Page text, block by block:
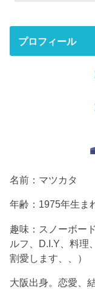
プロフィール
名前：マツカタ
年齢：1975年生ま
趣味：スノーボー
ルフ、D.I.Y、料理
割愛します、、）
大阪出身。恋愛、